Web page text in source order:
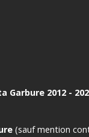
Garbure 2012 -
(sauf mention